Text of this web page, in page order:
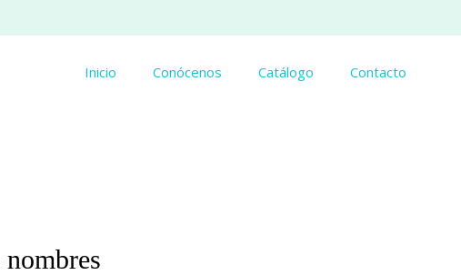
Inicio Conócenos Catálogo Contacto